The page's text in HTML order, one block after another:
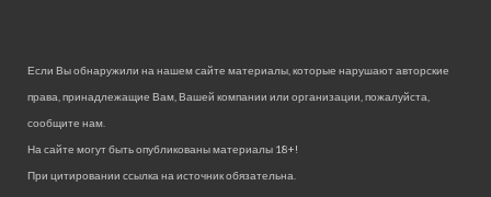
Если Вы обнаружили на нашем сайте материалы, которые нарушают авторские
права, принадлежащие Вам, Вашей компании или организации, пожалуйста,
сообщите нам.
На сайте могут быть опубликованы материалы 18+!
При цитировании ссылка на источник обязательна.